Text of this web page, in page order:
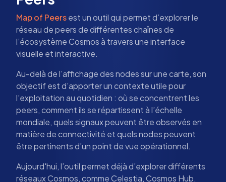
Map of Peersest un outil qui permet d’explorer le
réseau de peers de différentes chaînes de
l’écosystème Cosmos à travers une interface
visuelle et interactive.
Au-delà de l’affichage des nodes sur une carte, son
objectif est d’apporter un contexte utile pour
l’exploitation au quotidien : où se concentrent les
peers, comment ils se répartissent à l’échelle
mondiale, quels signaux peuvent être observés en
matière de connectivité et quels nodes peuvent
être pertinents d’un point de vue opérationnel.
Aujourd'hui, l’outil permet déjà d’explorer différents
réseaux Cosmos, comme Celestia, Cosmos Hub,